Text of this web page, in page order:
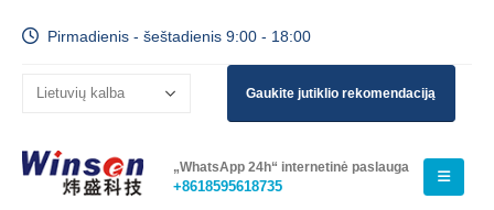
Pirmadienis - šeštadienis 9:00 - 18:00
Gaukite jutiklio rekomendaciją
„WhatsApp 24h“ internetinė paslauga
+8618595618735